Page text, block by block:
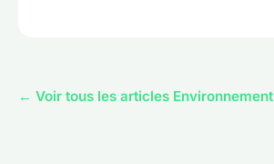
← Voir tous les articles Environnement